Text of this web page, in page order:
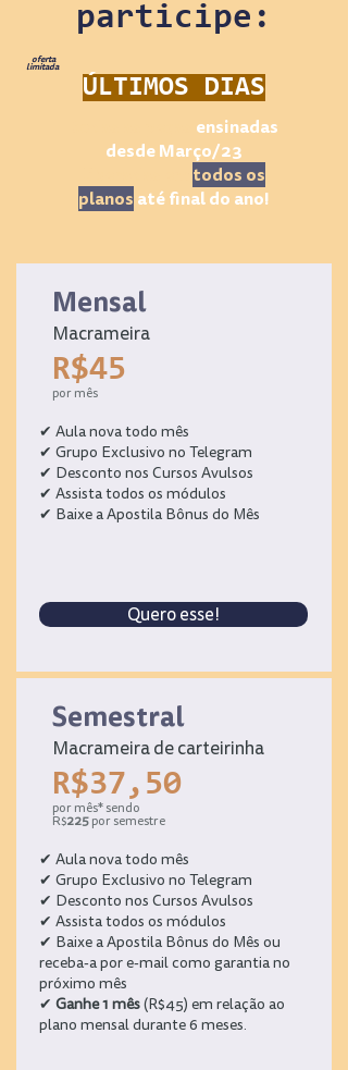
participe:
ensinadas
desde Março/23
todos os
planos até final do ano!
oferta
limitada
ÚLTIMOS DIAS
Mensal
Macrameira
R$45
por mês
✔ Aula nova todo mês
✔ Grupo Exclusivo no Telegram
✔ Desconto nos Cursos Avulsos
✔ Assista todos os módulos
✔ Baixe a Apostila Bônus do Mês
Quero esse!
Semestral
Macrameira de carteirinha
R$37,50
por mês* sendo
R$225por semestre
✔ Aula nova todo mês
✔ Grupo Exclusivo no Telegram
✔ Desconto nos Cursos Avulsos
✔ Assista todos os módulos
✔ Baixe a Apostila Bônus do Mês ou
receba-a por e-mail como garantia no
próximo mês
✔ Ganhe 1 mês(R$45) em relação ao
plano mensal durante 6 meses.